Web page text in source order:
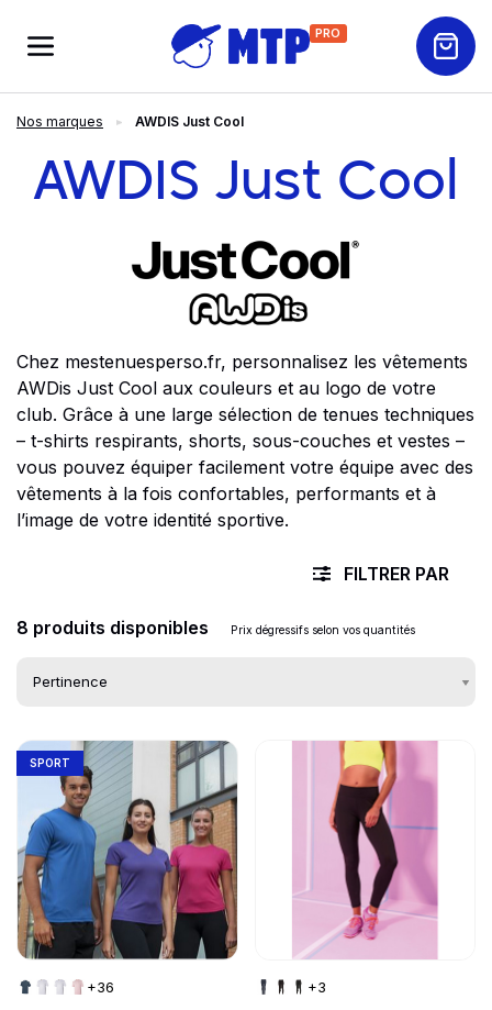
PRO
Nos marques AWDIS Just Cool
AWDIS Just Cool
Chez mestenuesperso.fr, personnalisez les vêtements
AWDis Just Cool aux couleurs et au logo de votre
club. Grâce à une large sélection de tenues techniques
– t-shirts respirants, shorts, sous-couches et vestes –
vous pouvez équiper facilement votre équipe avec des
vêtements à la fois confortables, performants et à
l’image de votre identité sportive.
8 produits disponibles Prix dégressifs selon vos quantités
Liste des produits
SPORT
+36
Go to product page
+3
Go to product page
FILTRER PAR